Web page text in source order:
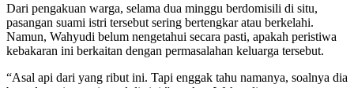
Dari pengakuan warga, selama dua minggu berdomisili di situ,
pasangan suami istri tersebut sering bertengkar atau berkelahi.
Namun, Wahyudi belum nengetahui secara pasti, apakah peristiwa
kebakaran ini berkaitan dengan permasalahan keluarga tersebut.
“Asal api dari yang ribut ini. Tapi enggak tahu namanya, soalnya dia